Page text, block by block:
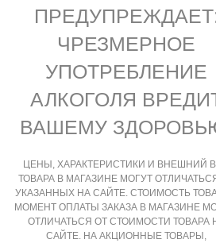
ЧРЕЗМЕРНОЕ
УПОТРЕБЛЕНИЕ
АЛКОГОЛЯ
ВАШЕМУ
ЦЕНЫ, ХАРАКТЕРИСТИКИ И ВНЕШНИЙ
ТОВАРА В МАГАЗИНЕ МОГУТ
УКАЗАННЫХ НА САЙТЕ. СТОИМОСТЬ
МОМЕНТ ОПЛАТЫ ЗАКАЗА В МАГАЗИНЕ
ОТЛИЧАТЬСЯ ОТ СТОИМОСТИ ТОВАРА
САЙТЕ. НА АКЦИОННЫЕ ТОВАРЫ,